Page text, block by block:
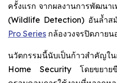
ครั้งแรก จากผลงานการพัฒนา
(Wildlife Detection) อันล้ำส
Pro Series กล้องวงจรปิดภาย
นวัตกรรมนี้นับเป็นก้าวสำคั
Home Security โดยขยายขี